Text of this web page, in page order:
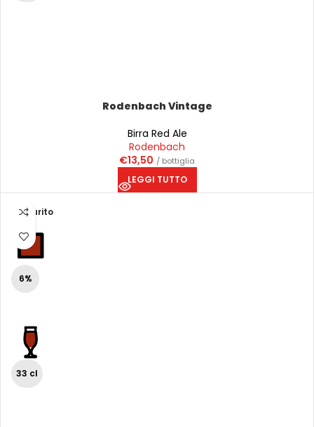
Rodenbach Vintage
Birra Red Ale
Rodenbach
€13,50 / bottiglia
LEGGI TUTTO
Esaurito
6%
33 cl